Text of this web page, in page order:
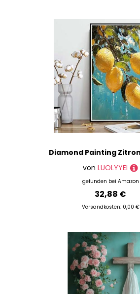
von LUOLYYEI
gefunden bei Amazon
32,88 €
Versandkosten: 0,00 €